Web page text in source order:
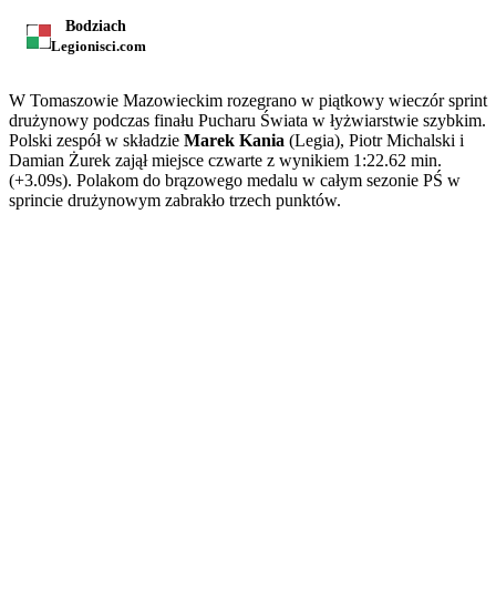
Bodziach
Legionisci.com
W Tomaszowie Mazowieckim rozegrano w piątkowy wieczór sprint
drużynowy podczas finału Pucharu Świata w łyżwiarstwie szybkim.
Polski zespół w składzie Marek Kania (Legia), Piotr Michalski i
Damian Żurek zajął miejsce czwarte z wynikiem 1:22.62 min.
(+3.09s). Polakom do brązowego medalu w całym sezonie PŚ w
sprincie drużynowym zabrakło trzech punktów.